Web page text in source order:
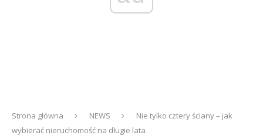
Strona główna NEWS
Nie tylko cztery ściany – jak
wybierać nieruchomość na długie lata